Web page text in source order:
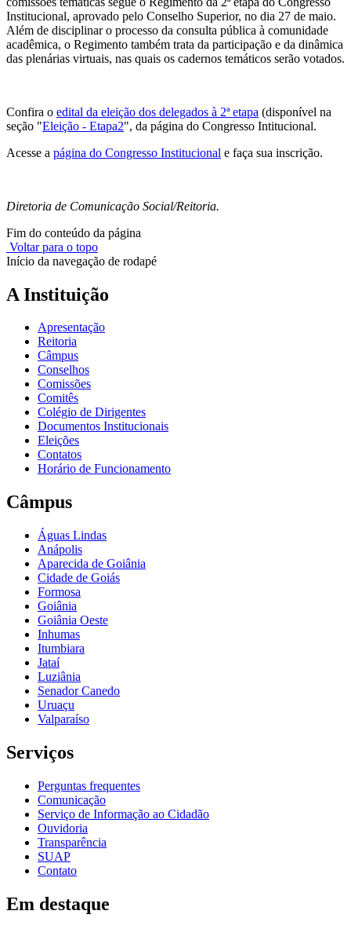
Institucional, aprovado pelo Conselho Superior, no dia 27 de maio.
Além de disciplinar o processo da consulta pública à comunidade
acadêmica, o Regimento também trata da participação e da dinâmica
das plenárias virtuais, nas quais os cadernos temáticos serão votados.
Confira o edital da eleição dos delegados à 2ª etapa (disponível na
seção "Eleição - Etapa2", da página do Congresso Intitucional.
Acesse a página do Congresso Institucional e faça sua inscrição.
Diretoria de Comunicação Social/Reitoria.
Fim do conteúdo da página
Voltar para o topo
Início da navegação de rodapé
A Instituição
Apresentação
Reitoria
Câmpus
Conselhos
Comissões
Comitês
Colégio de Dirigentes
Documentos Institucionais
Eleições
Contatos
Horário de Funcionamento
Câmpus
Águas Lindas
Anápolis
Aparecida de Goiânia
Cidade de Goiás
Formosa
Goiânia
Goiânia Oeste
Inhumas
Itumbiara
Jataí
Luziânia
Senador Canedo
Uruaçu
Valparaíso
Serviços
Perguntas frequentes
Comunicação
Serviço de Informação ao Cidadão
Ouvidoria
Transparência
SUAP
Contato
Em destaque